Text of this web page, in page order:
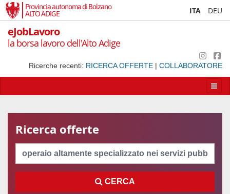
Provincia autonoma di Bolzano
ALTO ADIGE
ITA DEU
eJobLavoro
la borsa lavoro dell'Alto Adige
Ricerche recenti: RICERCA OFFERTE | COLLABORATORE
Apri/
la
Ricerca offerte
CERCA